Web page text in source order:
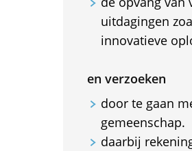
uitdagingen
innovatieve
en verzoeken
door te gaan
gemeenschap.
daarbij